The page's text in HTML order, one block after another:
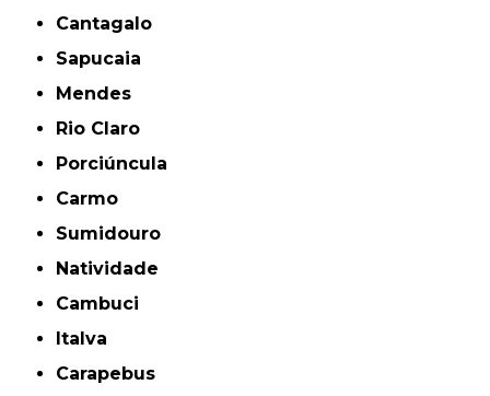
Cantagalo
Sapucaia
Mendes
Rio Claro
Porciúncula
Carmo
Sumidouro
Natividade
Cambuci
Italva
Carapebus